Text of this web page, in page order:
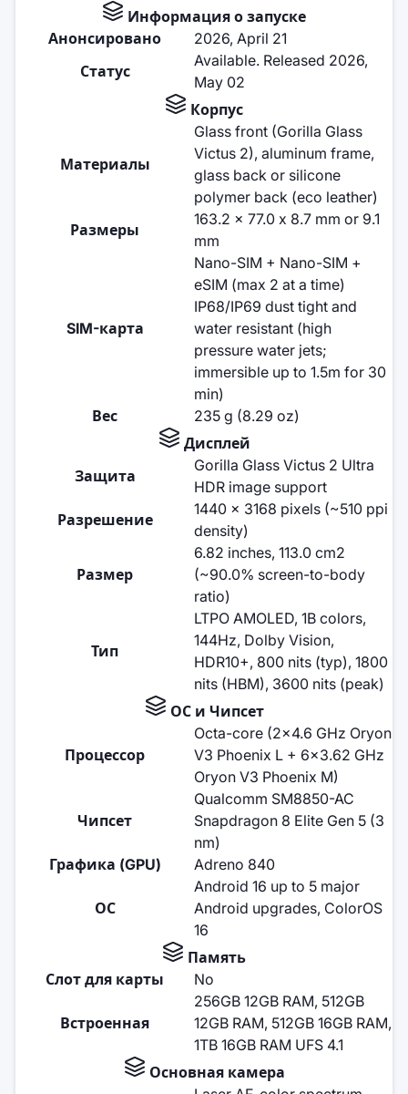
Информация о запуске
Анонсировано
2026, April 21
Статус
Available. Released 2026,
May 02
Корпус
Материалы
Glass front (Gorilla Glass
Victus 2), aluminum frame,
glass back or silicone
polymer back (eco leather)
Размеры
163.2 x 77.0 x 8.7 mm or 9.1
mm
SIM-карта
Nano-SIM + Nano-SIM +
eSIM (max 2 at a time)
IP68/IP69 dust tight and
water resistant (high
pressure water jets;
immersible up to 1.5m for 30
min)
Вес
235 g (8.29 oz)
Дисплей
Защита
Gorilla Glass Victus 2 Ultra
HDR image support
Разрешение
1440 x 3168 pixels (~510 ppi
density)
Размер
6.82 inches, 113.0 cm2
(~90.0% screen-to-body
ratio)
Тип
LTPO AMOLED, 1B colors,
144Hz, Dolby Vision,
HDR10+, 800 nits (typ), 1800
nits (HBM), 3600 nits (peak)
ОС и Чипсет
Процессор
Octa-core (2x4.6 GHz Oryon
V3 Phoenix L + 6x3.62 GHz
Oryon V3 Phoenix M)
Чипсет
Qualcomm SM8850-AC
Snapdragon 8 Elite Gen 5 (3
nm)
Графика (GPU)
Adreno 840
ОС
Android 16 up to 5 major
Android upgrades, ColorOS
16
Память
Слот для карты
No
Встроенная
256GB 12GB RAM, 512GB
12GB RAM, 512GB 16GB RAM,
1TB 16GB RAM UFS 4.1
Основная камера